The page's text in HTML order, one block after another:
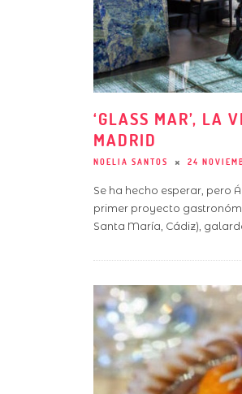
‘GLASS MAR’, LA
MADRID
NOELIA SANTOS 24
Se ha hecho esperar, pero
primer proyecto
Santa María, Cádiz),